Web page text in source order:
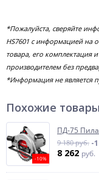
*Пожалуйста, сверяйте
HS7601 с информацией на
товара, его комплектация
производителем без
*Информация не является
Похожие товары
-10%
ПД-75
9 180 руб. -
8 262 руб.